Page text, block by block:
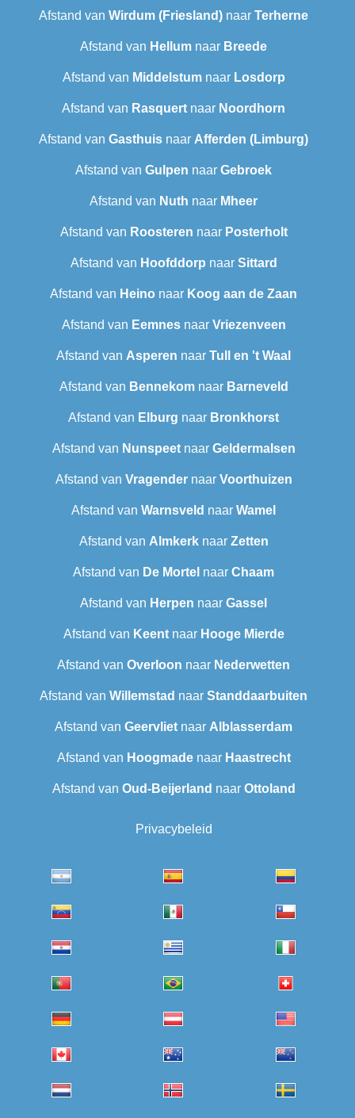
Afstand van Wirdum (Friesland) naar Terherne
Afstand van Hellum naar Breede
Afstand van Middelstumnaar Losdorp
Afstand van Rasquert naar Noordhorn
Afstand van Gasthuis naar Afferden (Limburg)
Afstand van Gulpen naar Gebroek
Afstand van Nuth naar Mheer
Afstand van Roosteren naar Posterholt
Afstand van Hoofddorp naar Sittard
Afstand van Heino naar Koog aan de Zaan
Afstand van Eemnesnaar Vriezenveen
Afstand van Asperen naar Tull en 't Waal
Afstand van Bennekomnaar Barneveld
Afstand van Elburg naar Bronkhorst
Afstand van Nunspeetnaar Geldermalsen
Afstand van Vragendernaar Voorthuizen
Afstand van Warnsveld naar Wamel
Afstand van Almkerknaar Zetten
Afstand van De Mortel naar Chaam
Afstand van Herpen naar Gassel
Afstand van Keentnaar Hooge Mierde
Afstand van Overloon naar Nederwetten
Afstand van Willemstad naar Standdaarbuiten
Afstand van Geervliet naar Alblasserdam
Afstand van Hoogmadenaar Haastrecht
Afstand van Oud-Beijerland naar Ottoland
Privacybeleid